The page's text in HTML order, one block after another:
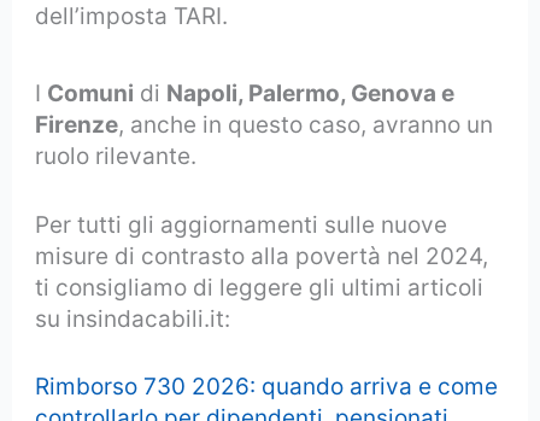
dell’imposta TARI.
I Comuni di Napoli, Palermo, Genova e
Firenze, anche in questo caso, avranno un
ruolo rilevante.
Per tutti gli aggiornamenti sulle nuove
misure di contrasto alla povertà nel 2024,
ti consigliamo di leggere gli ultimi articoli
su insindacabili.it:
Rimborso 730 2026: quando arriva e come